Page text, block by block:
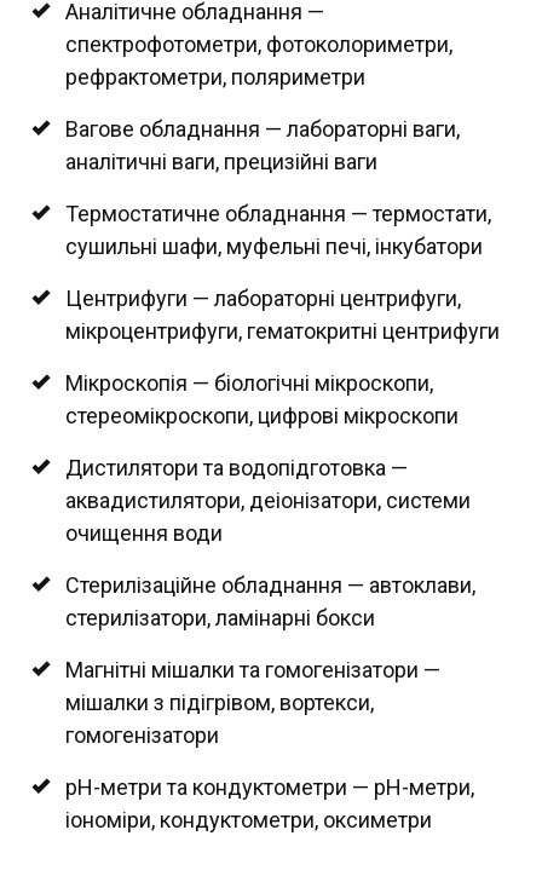
Аналітичне обладнання —
спектрофотометри, фотоколориметри,
рефрактометри, поляриметри
Вагове обладнання — лабораторні ваги,
аналітичні ваги, прецизійні ваги
Термостатичне обладнання — термостати,
сушильні шафи, муфельні печі, інкубатори
Центрифуги — лабораторні центрифуги,
мікроцентрифуги, гематокритні центрифуги
Мікроскопія — біологічні мікроскопи,
стереомікроскопи, цифрові мікроскопи
Дистилятори та водопідготовка —
аквадистилятори, деіонізатори, системи
очищення води
Стерилізаційне обладнання — автоклави,
стерилізатори, ламінарні бокси
Магнітні мішалки та гомогенізатори —
мішалки з підігрівом, вортекси,
гомогенізатори
pH-метри та кондуктометри — pH-метри,
іономіри, кондуктометри, оксиметри